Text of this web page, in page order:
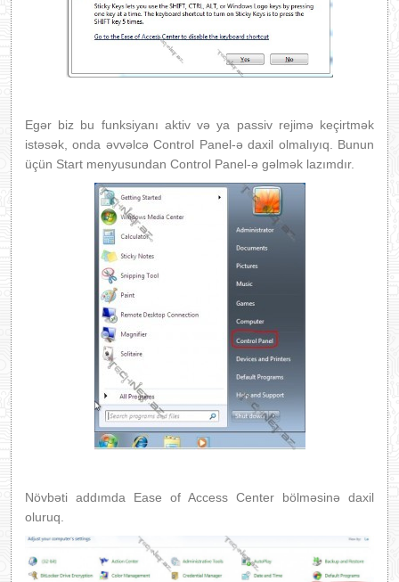
Egər biz bu funksiyanı aktiv və ya passiv rejimə keçirtmək
istəsək, onda əvvəlcə Control Panel-ə daxil olmalıyıq. Bunun
üçün Start menyusundan Control Panel-ə gəlmək lazımdır.
Növbəti addımda Ease of Access Center bölməsinə daxil
oluruq.